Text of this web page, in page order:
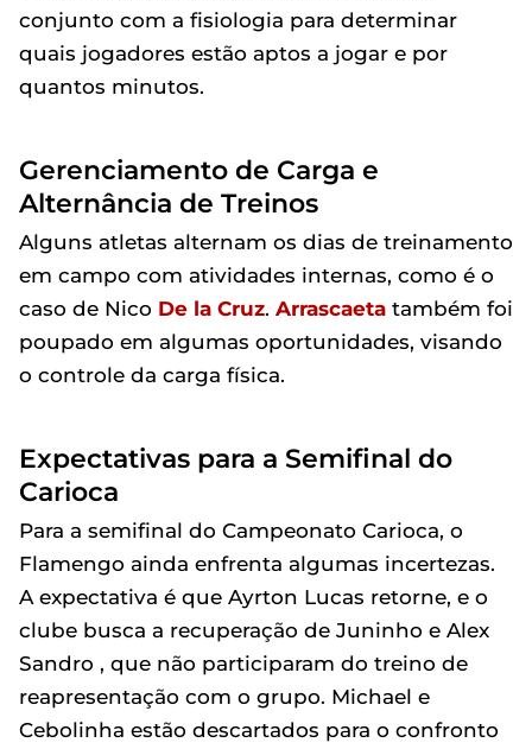
conjunto com a fisiologia para determinar
quais jogadores estão aptos a jogar e por
quantos minutos.
Gerenciamento de Carga e
Alternância de Treinos
Alguns atletas alternam os dias de treinamento
em campo com atividades internas, como é o
caso de Nico De la Cruz. Arrascaeta também foi
poupado em algumas oportunidades, visando
o controle da carga física.
Expectativas para a Semifinal do
Carioca
Para a semifinal do Campeonato Carioca, o
Flamengo ainda enfrenta algumas incertezas.
A expectativa é que Ayrton Lucas retorne, e o
clube busca a recuperação de Juninho e Alex
Sandro , que não participaram do treino de
reapresentação com o grupo. Michael e
Cebolinha estão descartados para o confronto